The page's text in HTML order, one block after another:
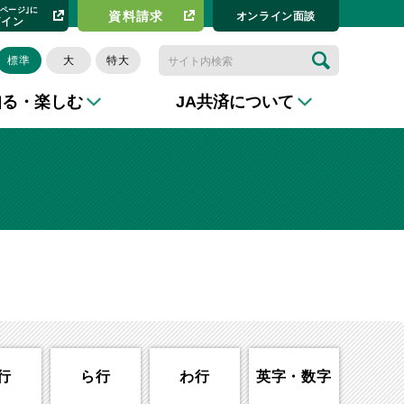
ージ｣に
ン 資料請求​ オンライン⾯談
標準 大 特大
・楽しむ JA共済について
ら行 わ行 英字・数字